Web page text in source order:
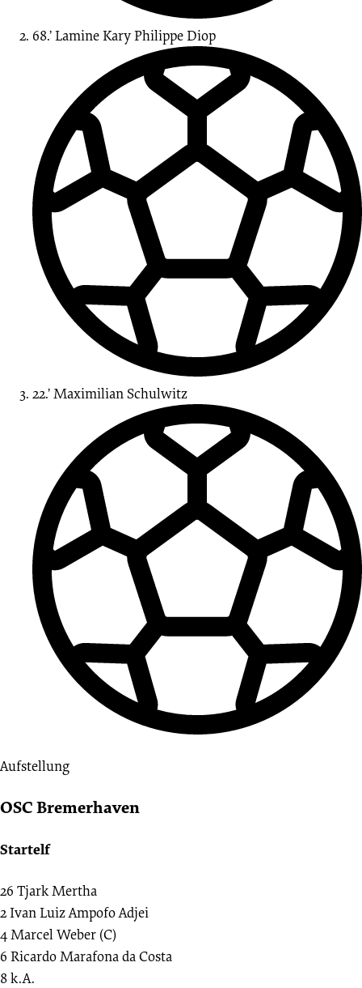
68.’Lamine Kary PhilippeDiop
22.’MaximilianSchulwitz
Aufstellung
OSC Bremerhaven
Startelf
26 Tjark Mertha
2Ivan Luiz Ampofo Adjei
4Marcel Weber (C)
6 Ricardo Marafona da Costa
8k.A.